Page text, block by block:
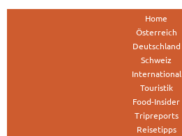
Home
Österreich
Deutschland
Schweiz
International
Touristik
Food-Insider
Tripreports
Reisetipps